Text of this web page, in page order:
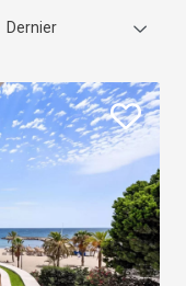
Dernier